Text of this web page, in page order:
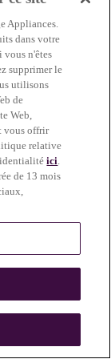
Appliances.
dans votre
vous n'êtes
supprimer le
utilisons
de
Web,
vous offrir
relative
ici.
de 13 mois